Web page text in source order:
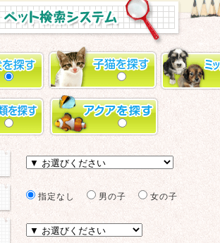
指定なし 男の子 女の子